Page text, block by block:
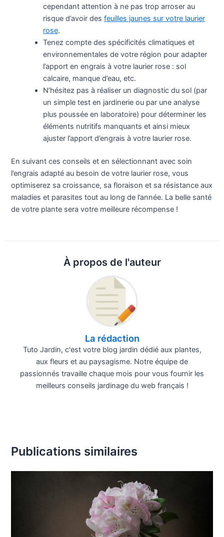
cependant attention à ne pas trop arroser au
risque d’avoir desfeuilles jaunes sur votre laurier
rose.
Tenez compte des spécificités climatiques et
environnementales de votre région pour adapter
l’apport en engrais à votre laurier rose : sol
calcaire, manque d’eau, etc.
N’hésitez pas à réaliser un diagnostic du sol (par
un simple test en jardinerie ou par une analyse
plus poussée en laboratoire) pour déterminer les
éléments nutritifs manquants et ainsi mieux
ajuster l’apport d’engrais à votre laurier rose.
En suivant ces conseils et en sélectionnant avec soin
l’engrais adapté au besoin de votre laurier rose, vous
optimiserez sa croissance, sa floraison et sa résistance aux
maladies et parasites tout au long de l’année. La belle santé
de votre plante sera votre meilleure récompense !
À propos de l'auteur
La rédaction
Tuto Jardin, c'est votre blog jardin dédié aux plantes,
aux fleurs et au paysagisme. Notre équipe de
passionnés travaille chaque mois pour vous fournir les
meilleurs conseils jardinage du web français !
Publications similaires